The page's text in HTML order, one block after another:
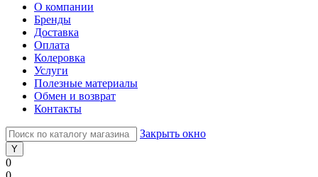
О компании
Бренды
Доставка
Оплата
Колеровка
Услуги
Полезные материалы
Обмен и возврат
Контакты
Закрыть окно
0